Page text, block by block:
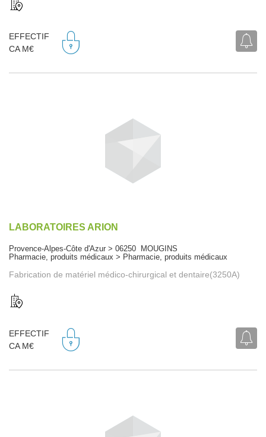
EFFECTIF
CA M€
LABORATOIRES ARION
Provence-Alpes-Côte d'Azur > 06250 MOUGINS
Pharmacie, produits médicaux > Pharmacie, produits médicaux
Fabrication de matériel médico-chirurgical et dentaire(3250A)
EFFECTIF
CA M€